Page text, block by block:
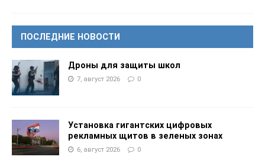
ПОСЛЕДНИЕ НОВОСТИ
Дроны для защиты школ
7, август 2026 0
Установка гигантских цифровых
рекламных щитов в зеленых зонах
6, август 2026 0